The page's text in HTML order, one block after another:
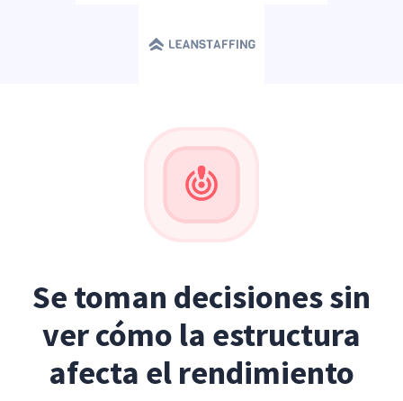
Se toman decisiones sin
ver cómo la estructura
afecta el rendimiento